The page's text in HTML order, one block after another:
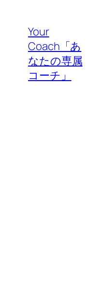
Your
Coach「あ
なたの専属
コーチ」